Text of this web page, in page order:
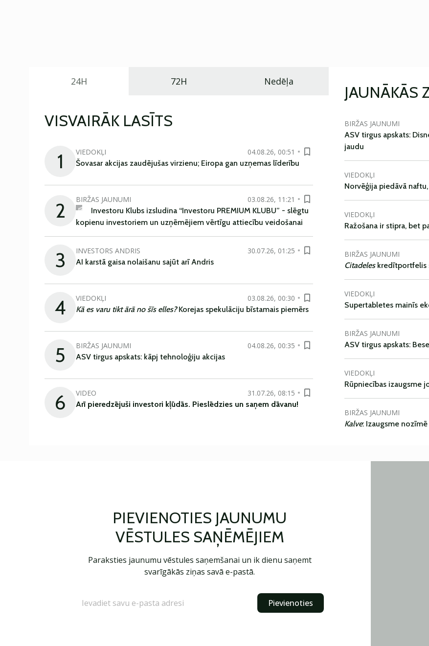
24H 72H Nedēļa
VISVAIRĀK LASĪTS
1 VIEDOKĻI
04.08.26, 00:51
Šovasar akcijas zaudējušas virzienu; Eiropa gan uzņemas līderību
2 BIRŽAS JAUNUMI
03.08.26, 11:21
Investoru Klubs izsludina “Investoru PREMIUM KLUBU” - slēgtu
kopienu investoriem un uzņēmējiem vērtīgu attiecību veidošanai
3 INVESTORS ANDRIS
30.07.26, 01:25
AI karstā gaisa nolaišanu sajūt arī Andris
4 VIEDOKĻI
03.08.26, 00:30
Kā es varu tikt ārā no šīs elles?Korejas spekulāciju bīstamais piemērs
5 BIRŽAS JAUNUMI
04.08.26, 00:35
ASV tirgus apskats: kāpj tehnoloģiju akcijas
6 VIDEO
31.07.26, 08:15
Arī pieredzējuši investori kļūdās. Pieslēdzies un saņem dāvanu!
JAUNĀKĀS
BIRŽAS JAUNUMI
ASV tirgus apskats:
jaudu
VIEDOKĻI
Norvēģija piedāvā
VIEDOKĻI
Ražošana ir stipra, bet
BIRŽAS JAUNUMI
Citadeleskredītportfelis
VIEDOKĻI
Supertabletes mainīs
BIRŽAS JAUNUMI
ASV tirgus apskats:
VIEDOKĻI
Rūpniecības izaugsme
BIRŽAS JAUNUMI
Kalve: Izaugsme
PIEVIENOTIES JAUNUMU
VĒSTULES SAŅĒMĒJIEM
Paraksties jaunumu vēstules saņemšanai un ik dienu saņemt
svarīgākās ziņas savā e-pastā.
Pievienoties